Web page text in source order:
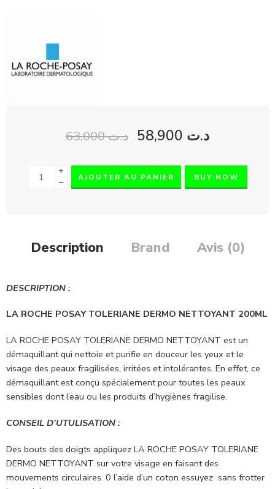
د.ت63,000 د.ت
+
−
AJOUTER AU PANIER BUY NOW
Description Brand Avis (0)
DESCRIPTION :
LA ROCHE POSAY TOLERIANE DERMO NETTOYANT 200ML
LA ROCHE POSAY TOLERIANE DERMO NETTOYANT est un
démaquillant qui nettoie et purifie en douceur les yeux et le
visage des peaux fragilisées, irritées et intolérantes. En effet, ce
démaquillant est conçu spécialement pour toutes les peaux
sensibles dont l’eau ou les produits d’hygiènes fragilise.
CONSEIL D’UTULISATION :
Des bouts des doigts appliquez LA ROCHE POSAY TOLERIANE
DERMO NETTOYANT sur votre visage en faisant des
mouvements circulaires. 0 l’aide d’un coton essuyez sans frotter